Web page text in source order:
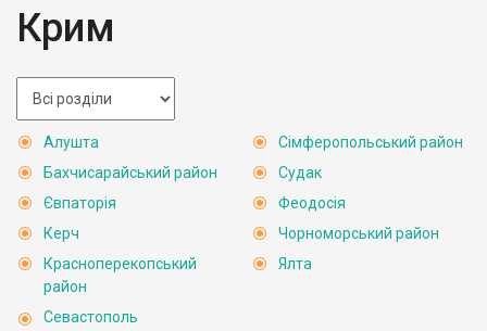
Крим
Алушта
Бахчисарайський район
Євпаторія
Керч
Красноперекопський
район
Севастополь
Сімферопольський район
Судак
Феодосія
Чорноморський район
Ялта